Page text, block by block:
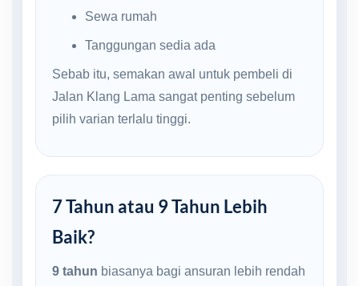
Sewa rumah
Tanggungan sedia ada
Sebab itu, semakan awal untuk pembeli di
Jalan Klang Lama sangat penting sebelum
pilih varian terlalu tinggi.
7 Tahun atau 9 Tahun Lebih
Baik?
9 tahun biasanya bagi ansuran lebih rendah